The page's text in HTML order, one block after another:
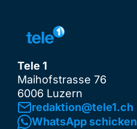
Tele 1
Maihofstrasse 76
6006 Luzern
redaktion@tele1.ch
WhatsApp schicken